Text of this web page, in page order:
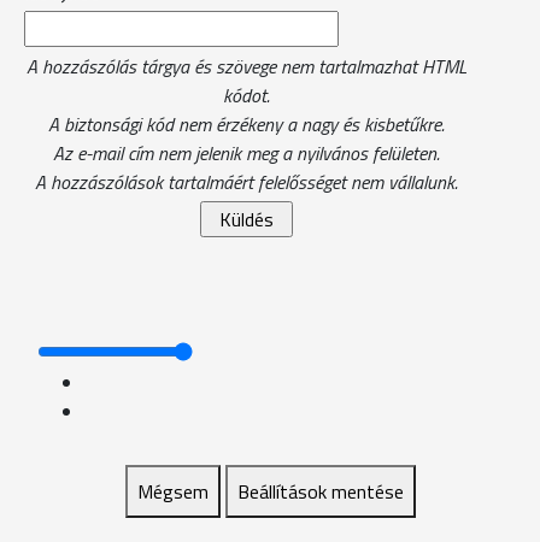
A hozzászólás tárgya és szövege nem tartalmazhat HTML
kódot.
A biztonsági kód nem érzékeny a nagy és kisbetűkre.
Az e-mail cím nem jelenik meg a nyilvános felületen.
A hozzászólások tartalmáért felelősséget nem vállalunk.
Mégsem Beállítások mentése